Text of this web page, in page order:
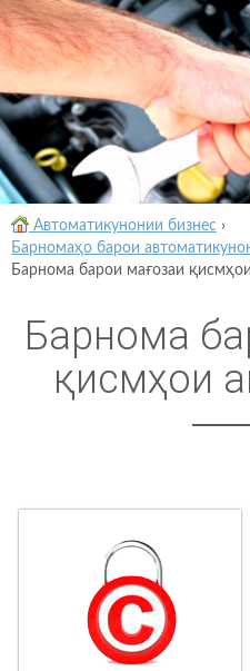
Автоматикунонии бизнес ›
Барномаҳо барои
Барнома барои мағозаи
Барнома
қисмҳои